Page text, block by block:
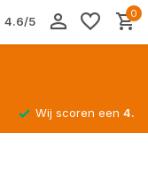
4.6/5
0
Wij scoren een